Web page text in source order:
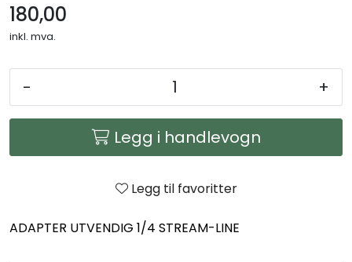
180,00
inkl. mva.
- +
Legg i handlevogn
Legg til favoritter
ADAPTER UTVENDIG 1/4 STREAM-LINE